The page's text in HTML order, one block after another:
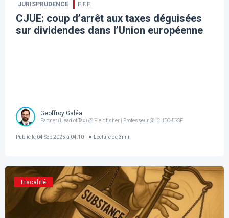
JURISPRUDENCE F.F.F.
CJUE: coup d’arrêt aux taxes déguisées
sur dividendes dans l’Union européenne
Geoffroy Galéa
Partner (Head of Tax) @ Fieldfisher | Professeur @ ICHEC-ESSF
Publié le 04 Sep 2025 à 04:10 Lecture de 3min
Fiscalité